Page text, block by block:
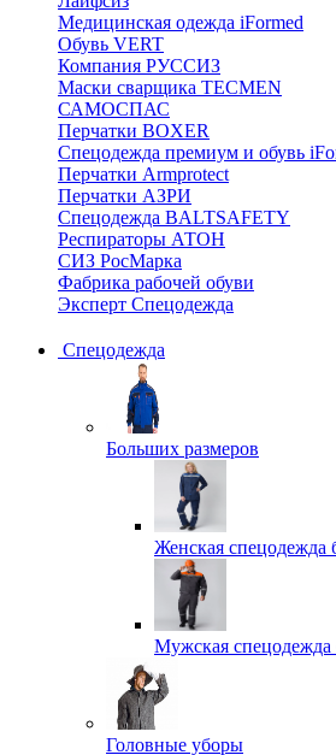
Медицинская одежда iFormed
Обувь VERT
Компания РУССИЗ
Маски сварщика TECMEN
САМОСПАС
Перчатки BOXER
Спецодежда премиум и обувь
Перчатки Armprotect
Перчатки АЗРИ
Спецодежда BALTSAFETY
Респираторы АТОН
СИЗ РосМарка
Фабрика рабочей обуви
Эксперт Спецодежда
Спецодежда
Больших размеров
Женская спецодежда
Мужская спецодежда
Головные уборы